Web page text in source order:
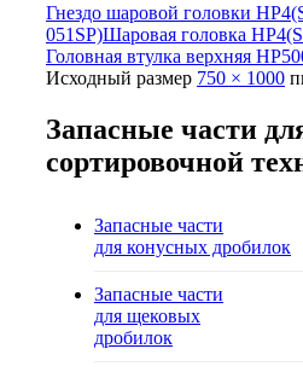
Гнездо шаровой головки
051SP)Шаровая головка
Головная втулка верхняя
Исходный размер 750 × 1000
Запасные части
сортировочной
Запасные части
для конусных дробилок
Запасные части
для щековых
дробилок